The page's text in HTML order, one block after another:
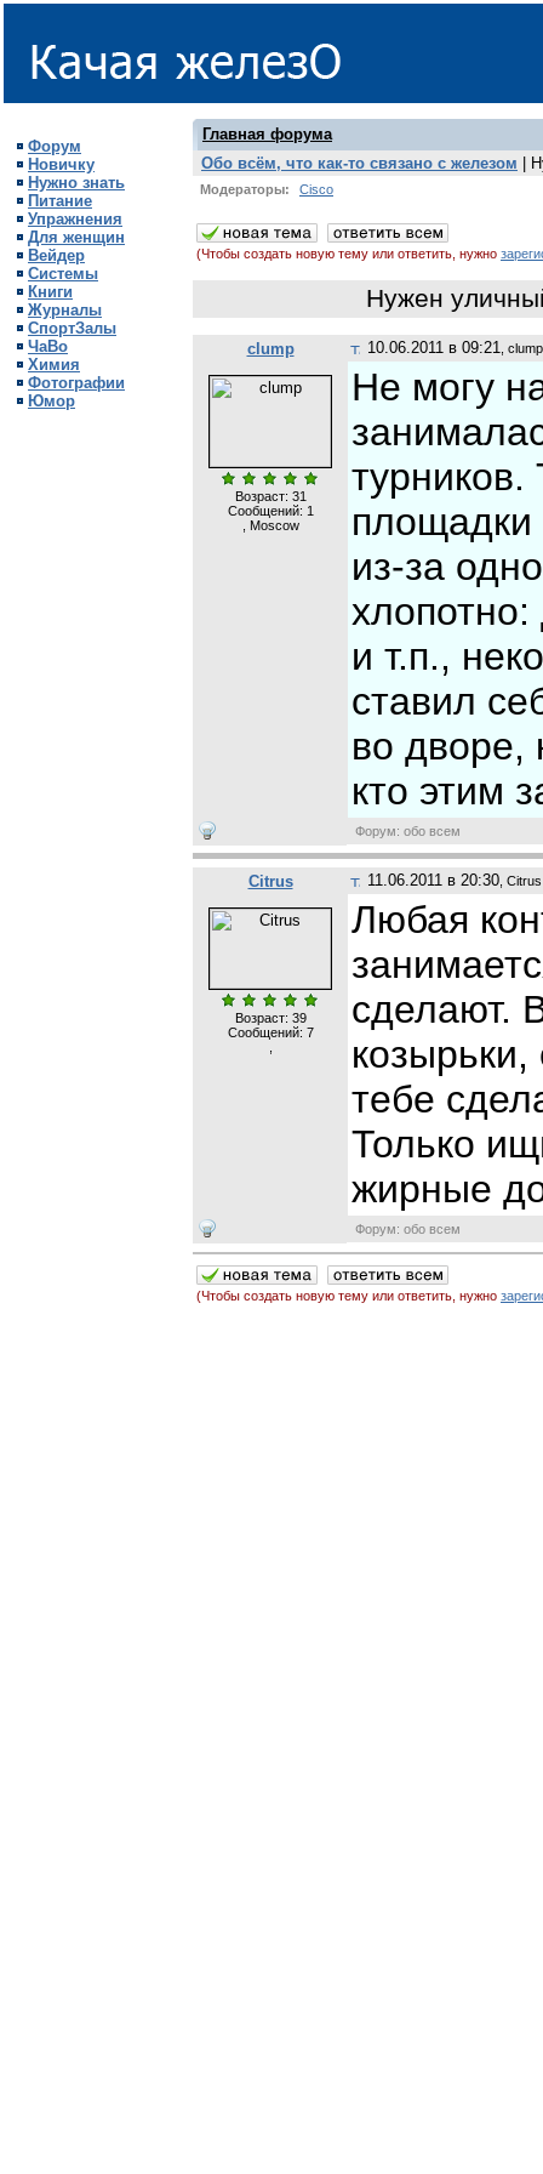
Форум
Новичку
Нужно знать
Питание
Упражнения
Для женщин
Вейдер
Системы
Книги
Журналы
СпортЗалы
ЧаВо
Химия
Фотографии
Юмор
Главная форума
Обо всём, что как-то связано с железом |
Модераторы: Cisco
(Чтобы создать новую тему или ответить, нужно
Нужен
clump 10.06.2011 в 09:21 , clump
Возраст: 31
Сообщений: 1
, Moscow
Не могу
турников.
площадки
из-за
хлопотно:
и т.п.,
ставил
во дворе,
кто этим
Форум: обо всем
Citrus 11.06.2011 в 20:30 , Citrus
Возраст: 39
Сообщений: 7
Любая
сделают.
тебе
Только
жирные
Форум: обо всем
(Чтобы создать новую тему или ответить, нужно